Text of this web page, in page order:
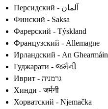
Персидский - آلمان
Финский - Saksa
Фарерский - Týskland
Французский - Allemagne
Ирландский - An Ghearmáin
Гуджарати - જર્મની
Иврит - גרמניה
Хинди - जर्मनी
Хорватский - Njemačka